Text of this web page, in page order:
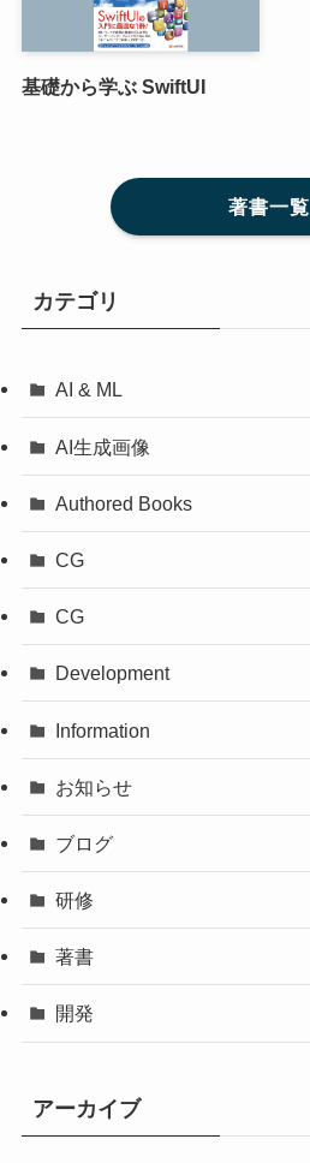
基礎から学ぶ SwiftUI
著書一覧
カテゴリ
AI & ML
AI生成画像
Authored Books
CG
CG
Development
Information
お知らせ
ブログ
研修
著書
開発
アーカイブ